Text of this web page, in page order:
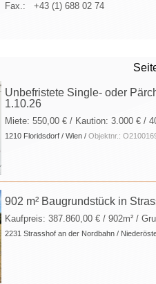
Fax.:
+43 (1) 688 02 74
Unbefristete Single- oder
1.10.26
Miete: 550,00 € / Kaution: 3.000 € /
1210 Floridsdorf / Wien / Objektnr.:
902 m² Baugrundstück in
Kaufpreis: 387.860,00 € / 902m² /
2231 Strasshof an der Nordbahn /